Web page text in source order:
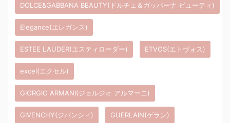
DOLCE&GABBANA BEAUTY(ドルチェ＆ガッバーナ ビューティ)
Elegance(エレガンス)
ESTEE LAUDER(エスティローダー) ETVOS(エトヴォス)
excel(エクセル)
GIORGIO ARMANI(ジョルジオ アルマーニ)
GIVENCHY(ジバンシィ) GUERLAIN(ゲラン)